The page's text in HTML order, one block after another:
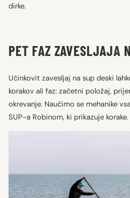
dirke.
PET FAZ ZAVESLJAJA
Učinkovit zavesljaj na sup deski
korakov ali faz: začetni položaj,
okrevanje. Naučimo se mehanike
SUP-a Robinom, ki prikazuje korake.